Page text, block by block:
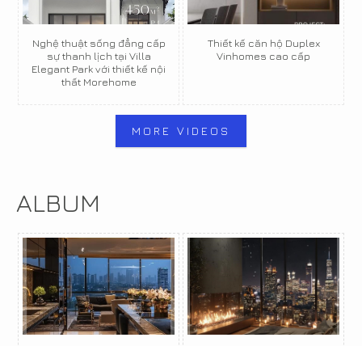
Nghệ thuật sống đẳng cấp
sự thanh lịch tại Villa
Elegant Park với thiết kế nội
thất Morehome
Thiết kế căn hộ Duplex
Vinhomes cao cấp
MORE VIDEOS
ALBUM